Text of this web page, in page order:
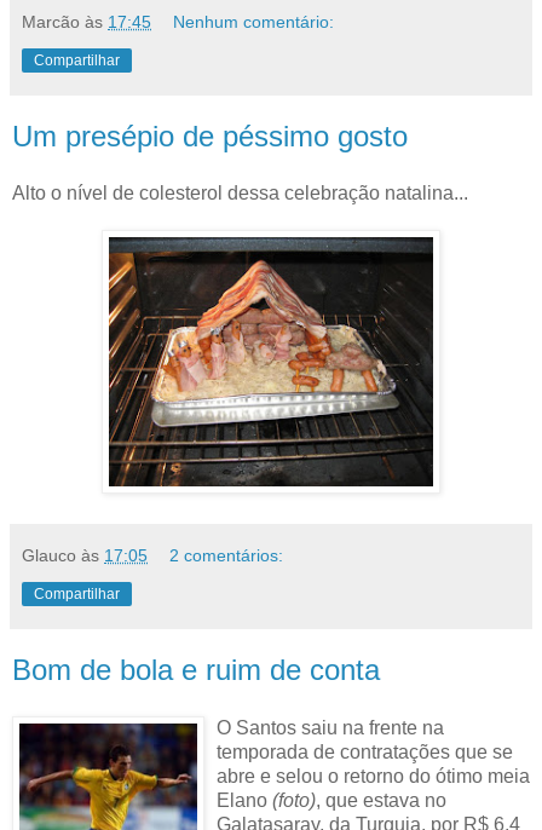
Marcão às 17:45 Nenhum comentário:
Compartilhar
Um presépio de péssimo gosto
Alto o nível de colesterol dessa celebração natalina...
Glauco às 17:05 2 comentários:
Compartilhar
Bom de bola e ruim de conta
O Santos saiu na frente na
temporada de contratações que se
abre e selou o retorno do ótimo meia
Elano (foto), que estava no
Galatasaray, da Turquia, por R$ 6,4